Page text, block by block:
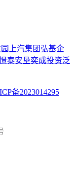
上汽集团 弘基企
泰安垦奕成投资泛
备2023014295